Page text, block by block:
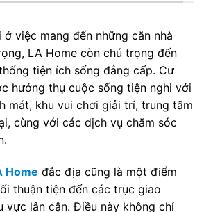
việc mang đến những căn nhà
LA Home còn chú trọng đến
tiện ích sống đẳng cấp. Cư
hưởng thụ cuộc sống tiện nghi với
mát, khu vui chơi giải trí, trung tâm
cùng với các dịch vụ chăm sóc
Home đắc địa cũng là một điểm
thuận tiện đến các trục giao
vực lân cận. Điều này không chỉ